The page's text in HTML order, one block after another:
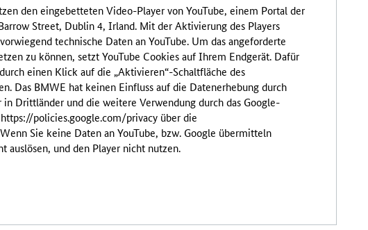
den eingebetteten Video-Player von YouTube, einem Portal der
Street, Dublin 4, Irland. Mit der Aktivierung des Players
technische Daten an YouTube. Um das angeforderte
zu können, setzt YouTube Cookies auf Ihrem Endgerät. Dafür
einen Klick auf die „Aktivieren“-Schaltfläche des
Das BMWE hat keinen Einfluss auf die Datenerhebung durch
Drittländer und die weitere Verwendung durch das Google-
policies.google.com/privacy über die
Sie keine Daten an YouTube, bzw. Google übermitteln
und den Player nicht nutzen.